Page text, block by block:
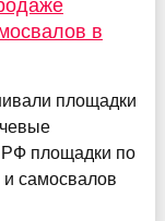
в
площадки
РФ площадки по
и самосвалов